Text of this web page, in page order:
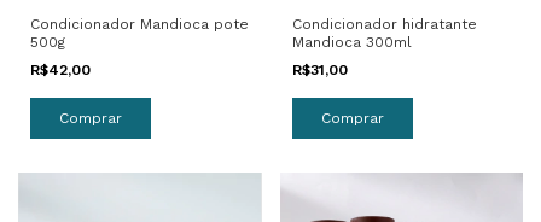
Condicionador Mandioca pote
500g
R$42,00
Condicionador hidratante
Mandioca 300ml
R$31,00